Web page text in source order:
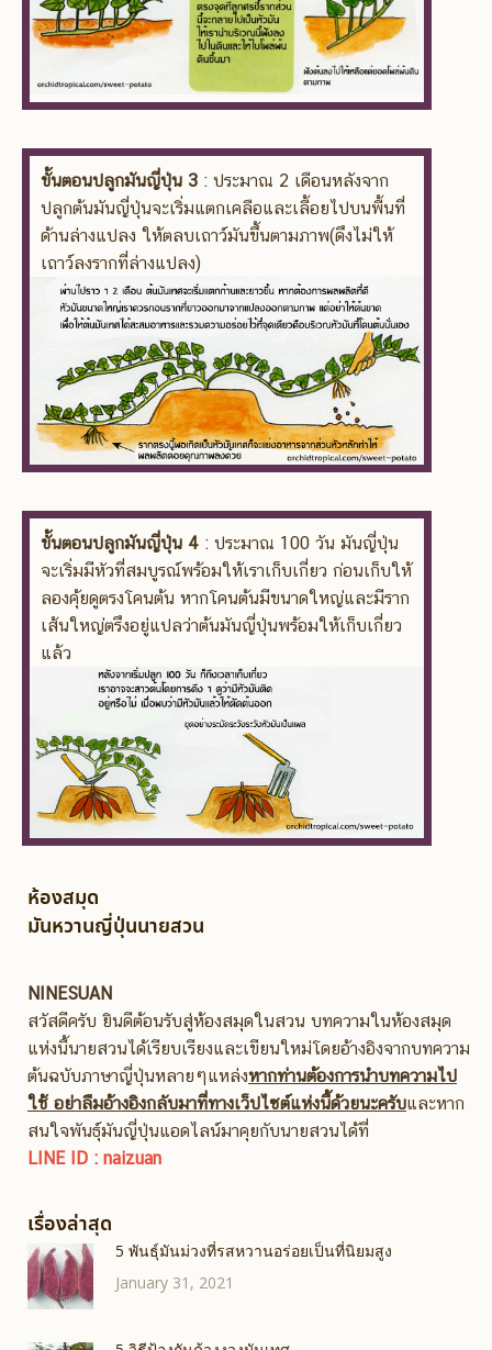
ขั้นตอนปลูกมันญี่ปุ่น 3 : ประมาณ 2 เดือนหลังจาก
ปลูกต้นมันญี่ปุ่นจะเริ่มแตกเคลือและเลื้อยไปบนพื้นที่
ด้านล่างแปลง ให้ตลบเถาว์มันขึ้นตามภาพ(ดึงไม่ให้
เถาว์ลงรากที่ล่างแปลง)
ขั้นตอนปลูกมันญี่ปุ่น 4 : ประมาณ 100 วัน มันญี่ปุ่น
จะเริ่มมีหัวที่สมบูรณ์พร้อมให้เราเก็บเกี่ยว ก่อนเก็บให้
ลองคุ้ยดูตรงโคนต้น หากโคนต้นมีขนาดใหญ่และมีราก
เส้นใหญ่ตรึงอยู่แปลว่าต้นมันญี่ปุ่นพร้อมให้เก็บเกี่ยว
แล้ว
ห้องสมุด
มันหวานญี่ปุ่นนายสวน
NINESUAN
สวัสดีครับ ยินดีต้อนรับสู่ห้องสมุดในสวน บทความในห้องสมุด
แห่งนี้นายสวนได้เรียบเรียงและเขียนใหม่โดยอ้างอิงจากบทความ
ต้นฉบับภาษาญี่ปุ่นหลายๆแหล่งหากท่านต้องการนำบทความไป
ใช้ อย่าลืมอ้างอิงกลับมาที่ทางเว็ปไซต์แห่งนี้ด้วยนะครับและหาก
สนใจพันธุ์มันญี่ปุ่นแอดไลน์มาคุยกับนายสวนได้ที่
LINE ID : naizuan
เรื่องล่าสุด
5 พันธุ์มันม่วงที่รสหวานอร่อยเป็นที่นิยมสูง
January 31, 2021